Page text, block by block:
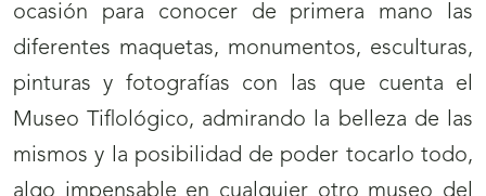
ocasión para conocer de primera mano las
diferentes maquetas, monumentos, esculturas,
pinturas y fotografías con las que cuenta el
Museo Tiflológico, admirando la belleza de las
mismos y la posibilidad de poder tocarlo todo,
algo impensable en cualquier otro museo del